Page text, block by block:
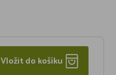
Vložit do košíku